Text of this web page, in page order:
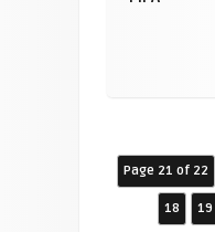
Page 21 of 22
18 19